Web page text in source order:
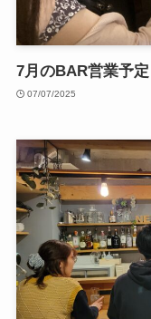
7月のBAR営業予定
07/07/2025